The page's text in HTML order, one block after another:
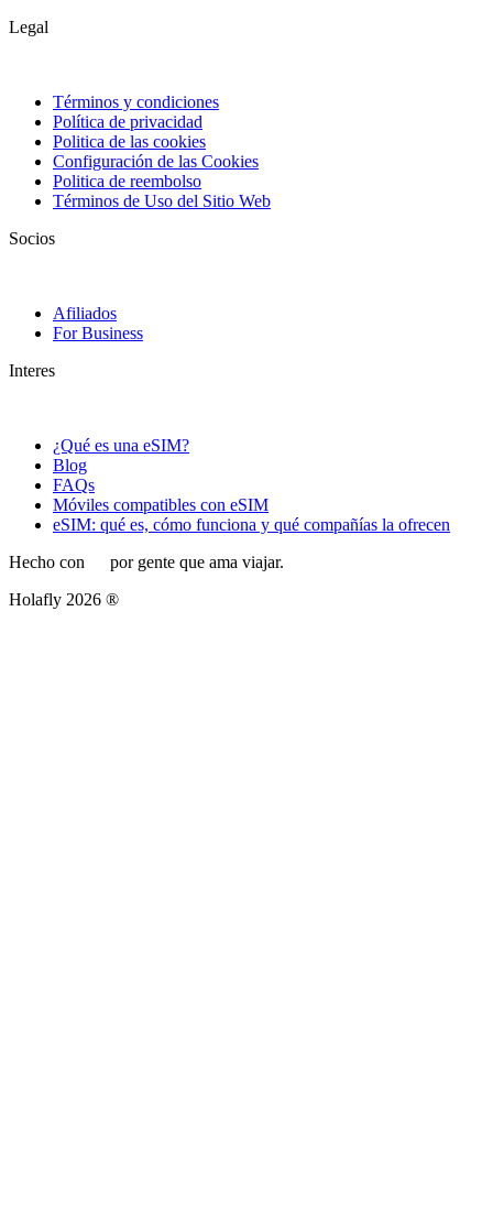
Legal
Términos y condiciones
Política de privacidad
Politica de las cookies
Configuración de las Cookies
Politica de reembolso
Términos de Uso del Sitio Web
Socios
Afiliados
For Business
Interes
¿Qué es una eSIM?
Blog
FAQs
Móviles compatibles con eSIM
eSIM: qué es, cómo funciona y qué compañías la ofrecen
Hecho con
por gente que ama viajar.
Holafly 2026 ®